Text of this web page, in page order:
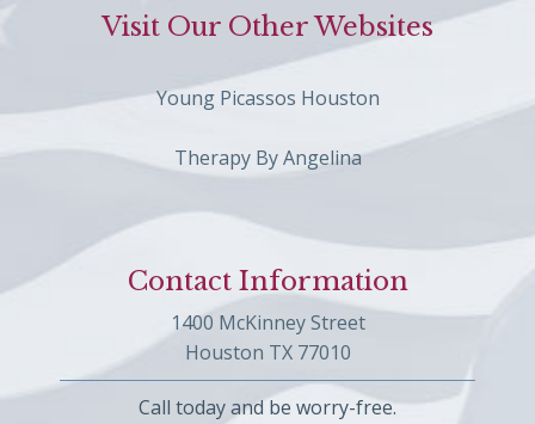
Visit Our Other Websites
Young Picassos Houston
Therapy By Angelina
Contact Information
1400 McKinney Street
Houston TX 77010
Call today and be worry-free.